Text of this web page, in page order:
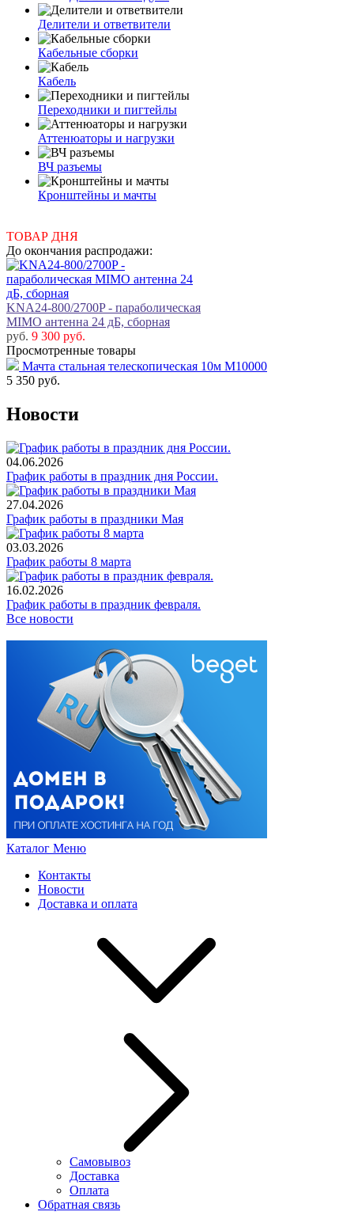
Делители и ответвители
Кабельные сборки
Кабель
Переходники и пигтейлы
Аттенюаторы и нагрузки
ВЧ разъемы
Кронштейны и мачты
ТОВАР ДНЯ
До окончания распродажи:
KNA24-800/2700P - параболическая
MIMO антенна 24 дБ, сборная
руб. 9 300 руб.
Просмотренные товары
Мачта стальная телескопическая 10м М10000
5 350 руб.
Новости
04.06.2026
График работы в праздник дня России.
27.04.2026
График работы в праздники Мая
03.03.2026
График работы 8 марта
16.02.2026
График работы в праздник февраля.
Все новости
Каталог Меню
Контакты
Новости
Доставка и оплата
Самовывоз
Доставка
Оплата
Обратная связь